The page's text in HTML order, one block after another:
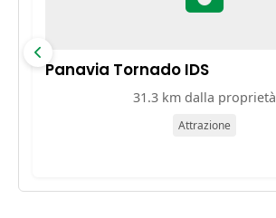
Panavia Tornado IDS
31.3 km dalla proprietà
Attrazione